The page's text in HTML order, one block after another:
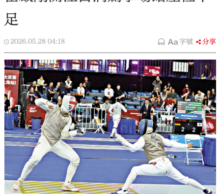
大公文匯
足
2026.05.28 04:18 字號 分享